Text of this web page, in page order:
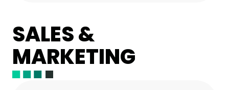
SALES &
MARKETING